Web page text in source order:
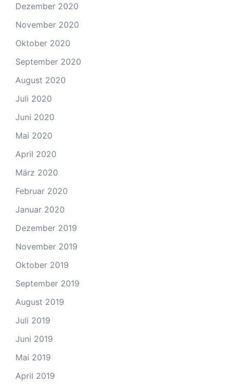
Dezember 2020
November 2020
Oktober 2020
September 2020
August 2020
Juli 2020
Juni 2020
Mai 2020
April 2020
März 2020
Februar 2020
Januar 2020
Dezember 2019
November 2019
Oktober 2019
September 2019
August 2019
Juli 2019
Juni 2019
Mai 2019
April 2019